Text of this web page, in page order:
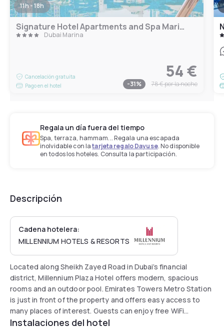
11h - 18h
Signature Hotel Apartments and Spa Marina
Dubai Marina
Cancelación gratuita
Pago en el hotel
54 €
-31% 78 €por la noche
Regala un día fuera del tiempo
Spa, terraza, hammam... Regala una escapada
inolvidable con latarjeta regalo Dayuse. No disponible
en todos los hoteles. Consulta la participación.
Descripción
Cadena hotelera:
MILLENNIUM HOTELS & RESORTS
Located along Sheikh Zayed Road in Dubai’s financial
district, Millennium Plaza Hotel offers modern, spacious
rooms and an outdoor pool. Emirates Towers Metro Station
is just in front of the property and offers easy access to
many places of interest. Guests can enjoy free WiFi
throughout the hotel.
Instalaciones del hotel